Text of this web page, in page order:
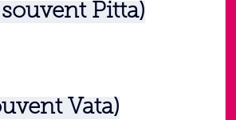
Pitta)
Vata)